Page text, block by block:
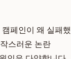
페인이 왜 실패했
스러운 논란